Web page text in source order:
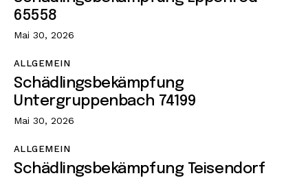
65558
Mai 30, 2026
ALLGEMEIN
Schädlingsbekämpfung
Untergruppenbach 74199
Mai 30, 2026
ALLGEMEIN
Schädlingsbekämpfung Teisendorf